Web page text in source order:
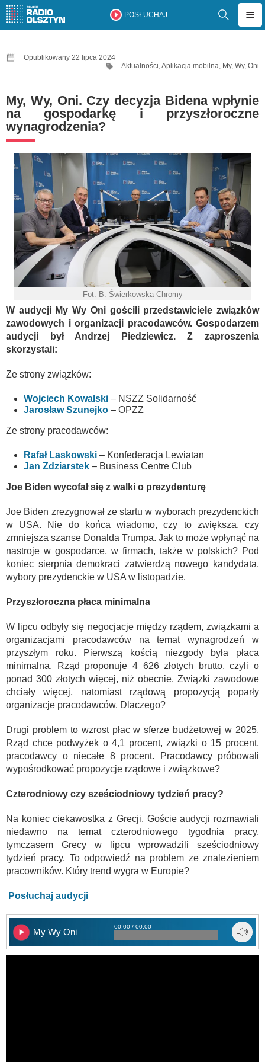
POSŁUCHAJ
Opublikowany 22 lipca 2024
Aktualności,Aplikacja mobilna, My, Wy, Oni
My, Wy, Oni. Czy decyzja Bidena wpłynie
na gospodarkę i przyszłoroczne
wynagrodzenia?
Fot. B. Świerkowska-Chromy
W audycji My Wy Oni gościli przedstawiciele związków
zawodowych i organizacji pracodawców. Gospodarzem
audycji był Andrzej Piedziewicz. Z zaproszenia
skorzystali:
Ze strony związków:
Wojciech Kowalski – NSZZ Solidarność
Jarosław Szunejko – OPZZ
Ze strony pracodawców:
Rafał Laskowski – Konfederacja Lewiatan
Jan Zdziarstek – Business Centre Club
Joe Biden wycofał się z walki o prezydenturę
Joe Biden zrezygnował ze startu w wyborach prezydenckich
w USA. Nie do końca wiadomo, czy to zwiększa, czy
zmniejsza szanse Donalda Trumpa. Jak to może wpłynąć na
nastroje w gospodarce, w firmach, także w polskich? Pod
koniec sierpnia demokraci zatwierdzą nowego kandydata,
wybory prezydenckie w USA w listopadzie.
Przyszłoroczna płaca minimalna
W lipcu odbyły się negocjacje między rządem, związkami a
organizacjami pracodawców na temat wynagrodzeń w
przyszłym roku. Pierwszą kością niezgody była płaca
minimalna. Rząd proponuje 4 626 złotych brutto, czyli o
ponad 300 złotych więcej, niż obecnie. Związki zawodowe
chciały więcej, natomiast rządową propozycją poparły
organizacje pracodawców. Dlaczego?
Drugi problem to wzrost płac w sferze budżetowej w 2025.
Rząd chce podwyżek o 4,1 procent, związki o 15 procent,
pracodawcy o niecałe 8 procent. Pracodawcy próbowali
wypośrodkować propozycje rządowe i związkowe?
Czterodniowy czy sześciodniowy tydzień pracy?
Na koniec ciekawostka z Grecji. Goście audycji rozmawiali
niedawno na temat czterodniowego tygodnia pracy,
tymczasem Grecy w lipcu wprowadzili sześciodniowy
tydzień pracy. To odpowiedź na problem ze znalezieniem
pracowników. Który trend wygra w Europie?
Posłuchaj audycji
My Wy Oni
00:00 / 00:00